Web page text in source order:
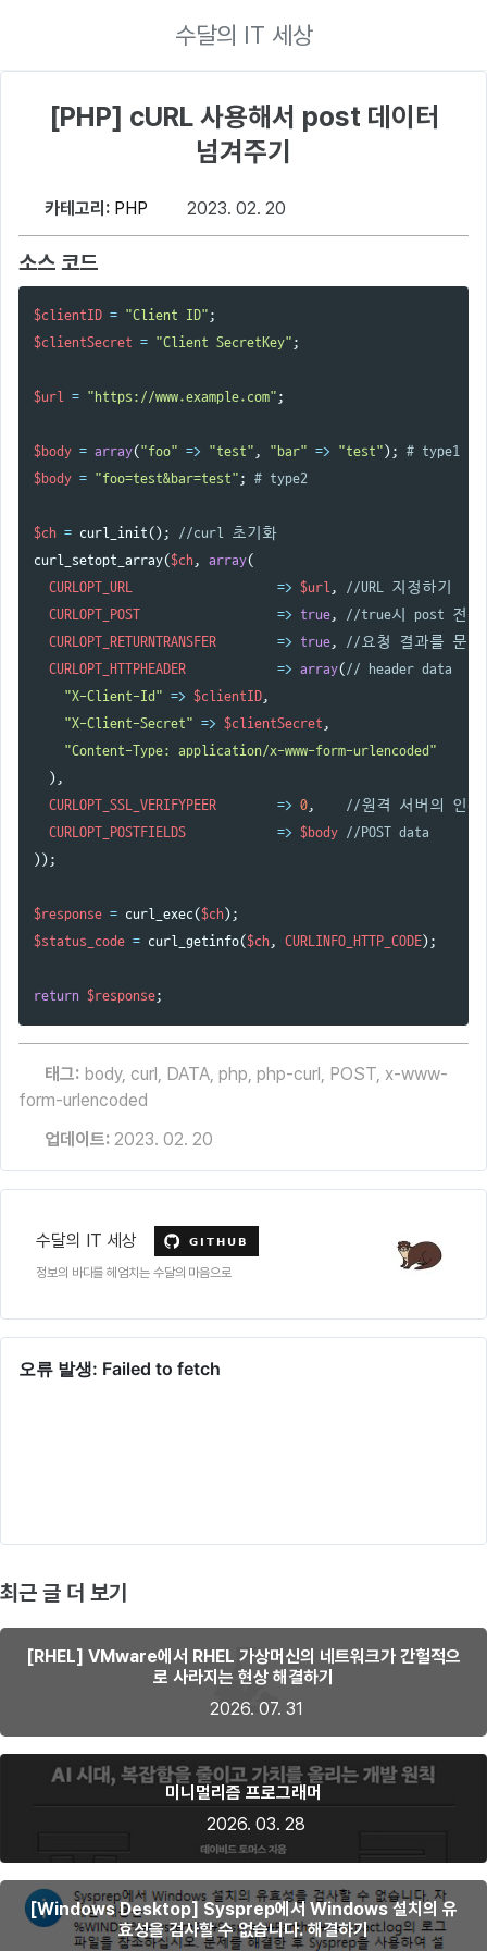
수달의 IT 세상
[PHP] cURL 사용해서 post 데이터
넘겨주기
카테고리: PHP 2023. 02. 20
소스 코드
$clientID = "Client ID" ;
$clientSecret = "Client SecretKey" ;
$url = "https://www.example.com" ;
$body = array( "foo" => "test" , "bar" => "test" );
# type1
$body = "foo=test&bar=test" ; # type2
$ch = curl_init();
//curl 초기화
curl_setopt_array($ch, array(
CURLOPT_URL
=> $url,
//URL 지정하기
CURLOPT_POST
=> true,
//true시 post 전
CURLOPT_RETURNTRANSFER
=> true,
//요청 결과를 문
CURLOPT_HTTPHEADER
=> array( // header data
"X-Client-Id" => $clientID,
"X-Client-Secret" => $clientSecret ,
"Content-Type: application/x-www-form-urlencoded"
),
CURLOPT_SSL_VERIFYPEER
=> 0,
//원격 서버의 인증
CURLOPT_POSTFIELDS
=> $body //POST data
));
$response = curl_exec($ch);
$status_code = curl_getinfo($ch, CURLINFO_HTTP_CODE);
return $response;
태그: body, curl DATA php php-curl POST x-www-
form-urlencoded
업데이트: 2023. 02. 20
수달의 IT 세상
정보의 바다를 헤엄치는 수달의 마음으로
최근 글 더 보기
[RHEL] VMware에서 RHEL 가상머신의 네트워크가 간헐적으
로 사라지는 현상 해결하기
2026. 07. 31
미니멀리즘 프로그래머
2026. 03. 28
[Windows Desktop] Sysprep에서 Windows 설치의 유
효성을 검사할 수 없습니다. 해결하기